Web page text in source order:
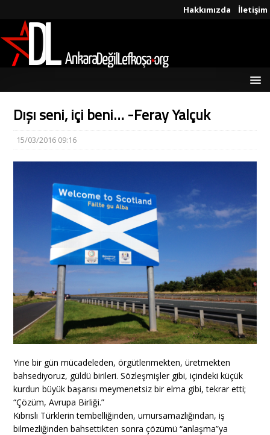
Hakkımızda İletişim
Dışı seni, içi beni… -Feray Yalçuk
15/03/2016 09:16
Yine bir gün mücadeleden, örgütlenmekten, üretmekten
bahsediyoruz, güldü birileri. Sözleşmişler gibi, içindeki küçük
kurdun büyük başarısı meymenetsiz bir elma gibi, tekrar etti;
“Çözüm, Avrupa Birliği.”
Kıbrıslı Türklerin tembelliğinden, umursamazlığından, iş
bilmezliğinden bahsettikten sonra çözümü “anlaşma”ya